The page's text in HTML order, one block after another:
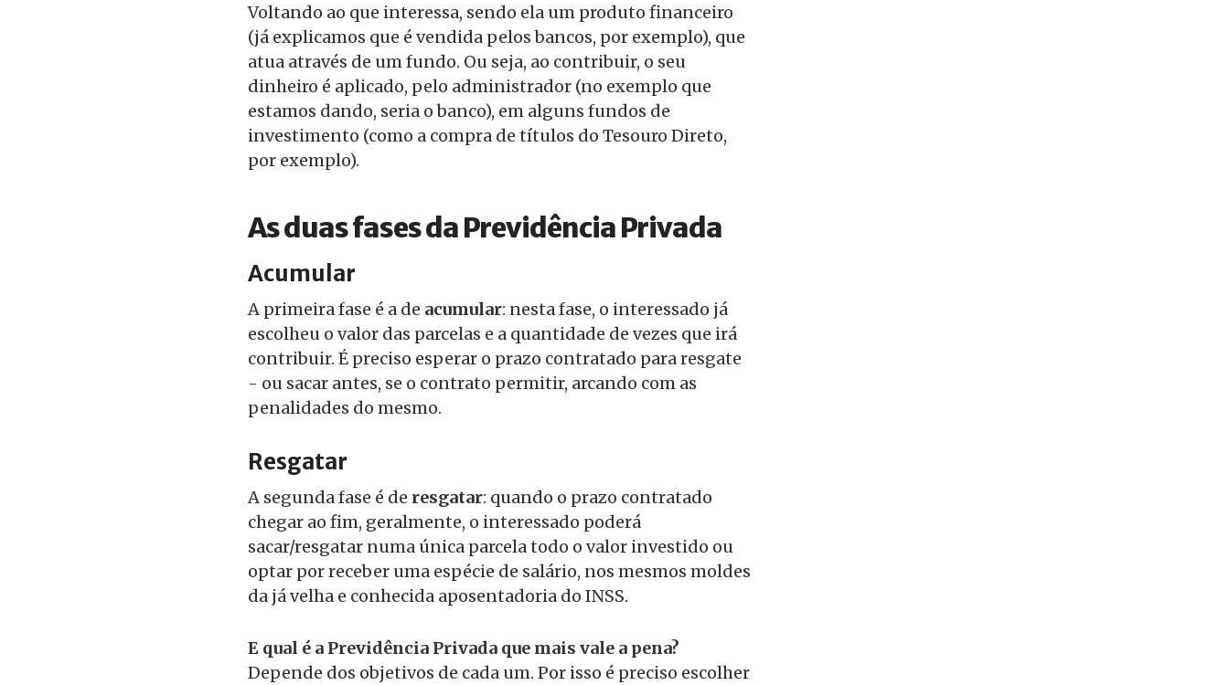
Voltando ao que interessa, sendo ela um produto financeiro
(já explicamos que é vendida pelos bancos, por exemplo), que
atua através de um fundo. Ou seja, ao contribuir, o seu
dinheiro é aplicado, pelo administrador (no exemplo que
estamos dando, seria o banco), em alguns fundos de
investimento (como a compra de títulos do Tesouro Direto,
por exemplo).
As duas fases da Previdência Privada
Acumular
A primeira fase é a de acumular: nesta fase, o interessado já
escolheu o valor das parcelas e a quantidade de vezes que irá
contribuir. É preciso esperar o prazo contratado para resgate
- ou sacar antes, se o contrato permitir, arcando com as
penalidades do mesmo.
Resgatar
A segunda fase é de resgatar: quando o prazo contratado
chegar ao fim, geralmente, o interessado poderá
sacar/resgatar numa única parcela todo o valor investido ou
optar por receber uma espécie de salário, nos mesmos moldes
da já velha e conhecida aposentadoria do INSS.
E qual é a Previdência Privada que mais vale a pena?
Depende dos objetivos de cada um. Por isso é preciso escolher